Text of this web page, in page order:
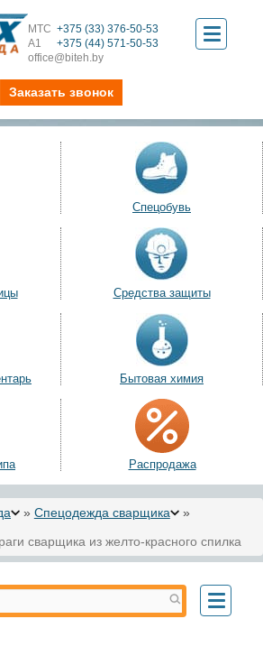
МТС +375 (33) 376-50-53
А1
+375 (44) 571-50-53
office@biteh.by
Toggle
Заказать звонок
Спецобувь
Средства защиты
Бытовая химия
Распродажа
» Спецодежда сварщика
»
сварщика из желто-красного спилка
Toggle